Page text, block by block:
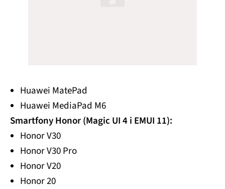
Huawei MatePad
Huawei MediaPad M6
Smartfony Honor (Magic UI 4 i EMUI 11):
Honor V30
Honor V30 Pro
Honor V20
Honor 20